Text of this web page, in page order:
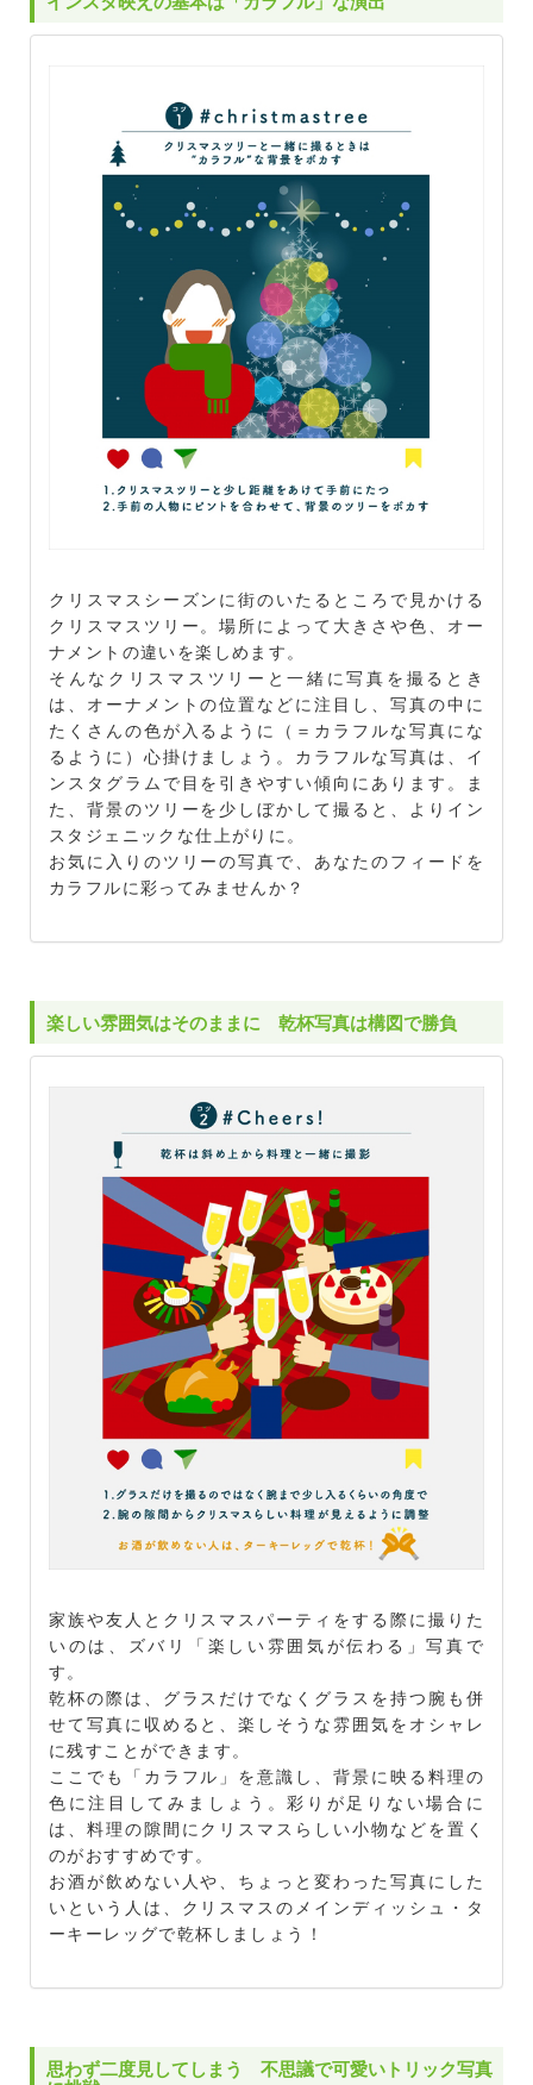
クリスマスシーズンに街のいたるところで見かける
クリスマスツリー。場所によって大きさや色、オー
ナメントの違いを楽しめます。
そんなクリスマスツリーと一緒に写真を撮るとき
は、オーナメントの位置などに注目し、写真の中に
たくさんの色が入るように（＝カラフルな写真にな
るように）心掛けましょう。カラフルな写真は、イ
ンスタグラムで目を引きやすい傾向にあります。ま
た、背景のツリーを少しぼかして撮ると、よりイン
スタジェニックな仕上がりに。
お気に入りのツリーの写真で、あなたのフィードを
カラフルに彩ってみませんか？
楽しい雰囲気はそのままに 乾杯写真は構図で勝負
家族や友人とクリスマスパーティをする際に撮りた
いのは、ズバリ「楽しい雰囲気が伝わる」写真で
す。
乾杯の際は、グラスだけでなくグラスを持つ腕も併
せて写真に収めると、楽しそうな雰囲気をオシャレ
に残すことができます。
ここでも「カラフル」を意識し、背景に映る料理の
色に注目してみましょう。彩りが足りない場合に
は、料理の隙間にクリスマスらしい小物などを置く
のがおすすめです。
お酒が飲めない人や、ちょっと変わった写真にした
いという人は、クリスマスのメインディッシュ・タ
ーキーレッグで乾杯しましょう！
思わず二度見してしまう 不思議で可愛いトリック写真